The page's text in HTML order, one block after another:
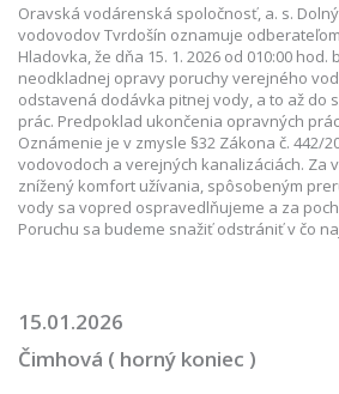
Oravská vodárenská spoločnosť, a. s.
vodovodov Tvrdošín oznamuje
Hladovka, že dňa 15. 1. 2026 od 010:00
neodkladnej opravy poruchy verejného
odstavená dodávka pitnej vody, a to až do
prác. Predpoklad ukončenia opravných
Oznámenie je v zmysle §32 Zákona č. 442/
vodovodoch a verejných kanalizáciách. Za
znížený komfort užívania, spôsobeným
vody sa vopred ospravedlňujeme a za
Poruchu sa budeme snažiť odstrániť v čo
15.01.2026
Čimhová ( horný koniec )